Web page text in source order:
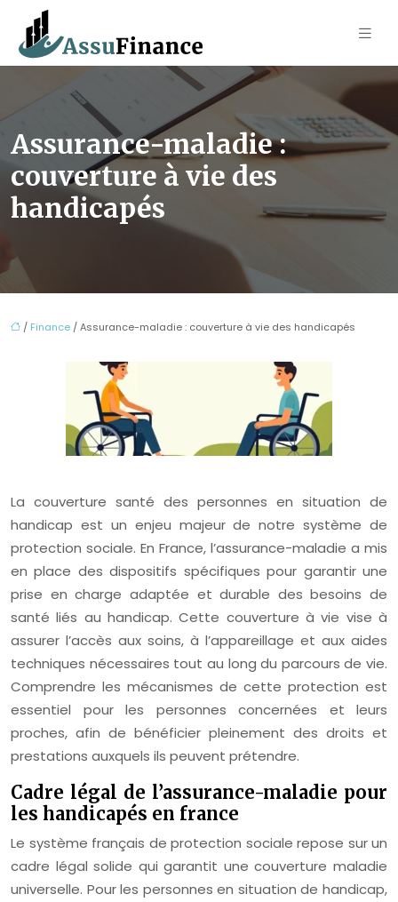
Assurance-maladie :
couverture à vie des
handicapés
/ Finance / Assurance-maladie : couverture à vie des handicapés
La couverture santé des personnes en situation de
handicap est un enjeu majeur de notre système de
protection sociale. En France, l’assurance-maladie a mis
en place des dispositifs spécifiques pour garantir une
prise en charge adaptée et durable des besoins de
santé liés au handicap. Cette couverture à vie vise à
assurer l’accès aux soins, à l’appareillage et aux aides
techniques nécessaires tout au long du parcours de vie.
Comprendre les mécanismes de cette protection est
essentiel pour les personnes concernées et leurs
proches, afin de bénéficier pleinement des droits et
prestations auxquels ils peuvent prétendre.
Cadre légal de l’assurance-maladie pour
les handicapés en france
Le système français de protection sociale repose sur un
cadre légal solide qui garantit une couverture maladie
universelle. Pour les personnes en situation de handicap,